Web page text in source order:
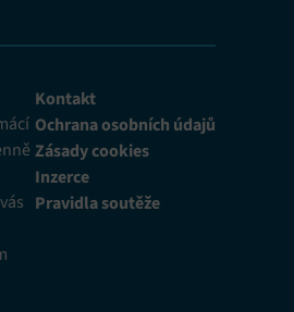
Kontakt
Ochrana osobních údajů
Zásady cookies
Inzerce
Pravidla soutěže